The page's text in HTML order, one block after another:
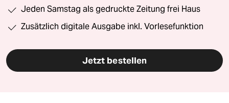
Jeden Samstag als gedruckte Zeitung frei Haus
Zusätzlich digitale Ausgabe inkl. Vorlesefunktion
Jetzt bestellen